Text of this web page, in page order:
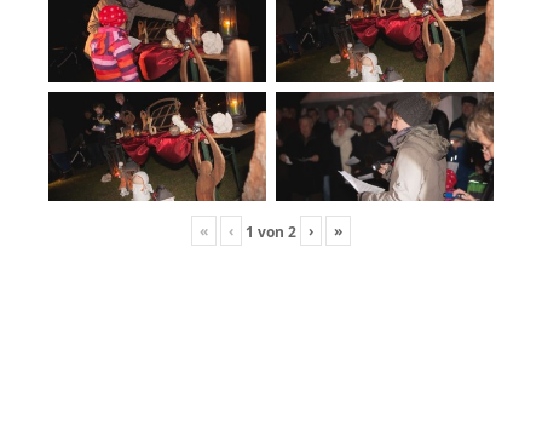
« ‹ 1 von 2 › »